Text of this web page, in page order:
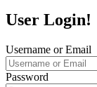
User Login!
Username or Email
Password